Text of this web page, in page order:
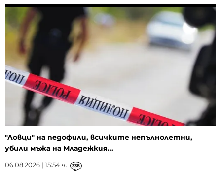
"Ловци" на педофили, всичките непълнолетни,
убили мъжа на Младежкия...
06.08.2026 | 15:54 ч. 338